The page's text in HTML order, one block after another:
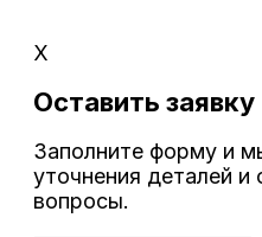
X
Оставить заявку
Заполните форму и
уточнения деталей
вопросы.